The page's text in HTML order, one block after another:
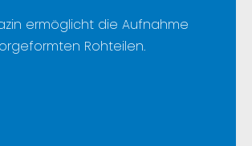
ermöglicht die Aufnahme
Rohteilen.